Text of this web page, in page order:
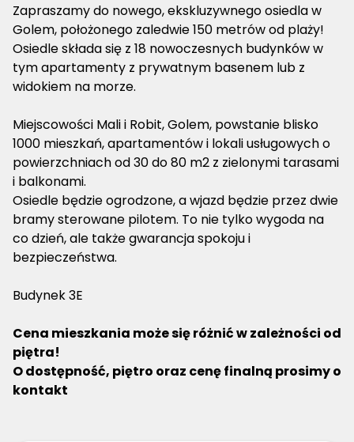
Zapraszamy do nowego, ekskluzywnego osiedla w
Golem, położonego zaledwie 150 metrów od plaży!
Osiedle składa się z 18 nowoczesnych budynków w
tym apartamenty z prywatnym basenem lub z
widokiem na morze.
Miejscowości Mali i Robit, Golem, powstanie blisko
1000 mieszkań, apartamentów i lokali usługowych o
powierzchniach od 30 do 80 m2 z zielonymi tarasami
i balkonami.
Osiedle będzie ogrodzone, a wjazd będzie przez dwie
bramy sterowane pilotem. To nie tylko wygoda na
co dzień, ale także gwarancja spokoju i
bezpieczeństwa.
Budynek 3E
Cena mieszkania może się różnić w zależności od
piętra!
O dostępność, piętro oraz cenę finalną prosimy o
kontakt